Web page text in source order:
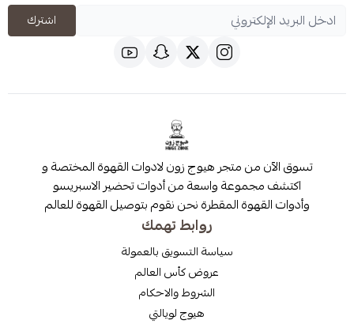
اشترك
تسوق الآن من متجر هيوج زون لادوات القهوة المختصة و
اكتشف مجموعة واسعة من أدوات تحضير الاسبريسو
وأدوات القهوة المقطرة نحن نقوم بتوصيل القهوة للعالم
روابط تهمك
سياسة التسويق بالعمولة
عروض كأس العالم
الشروط والاحكام
هيوج لويالتي